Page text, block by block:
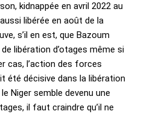
kidnappée en avril 2022 au
libérée en août de la
s’il en est, que Bazoum
libération d’otages même si
cas, l’action des forces
été décisive dans la libération
Niger semble devenu une
il faut craindre qu’il ne